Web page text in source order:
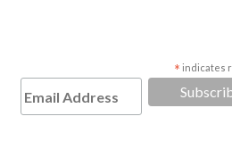
* indicates